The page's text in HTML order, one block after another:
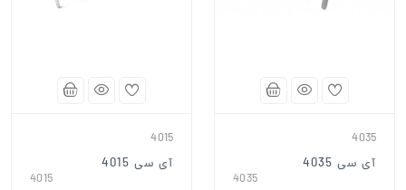
4035
آی سی 4035
4035
4015
آی سی 4015
4015